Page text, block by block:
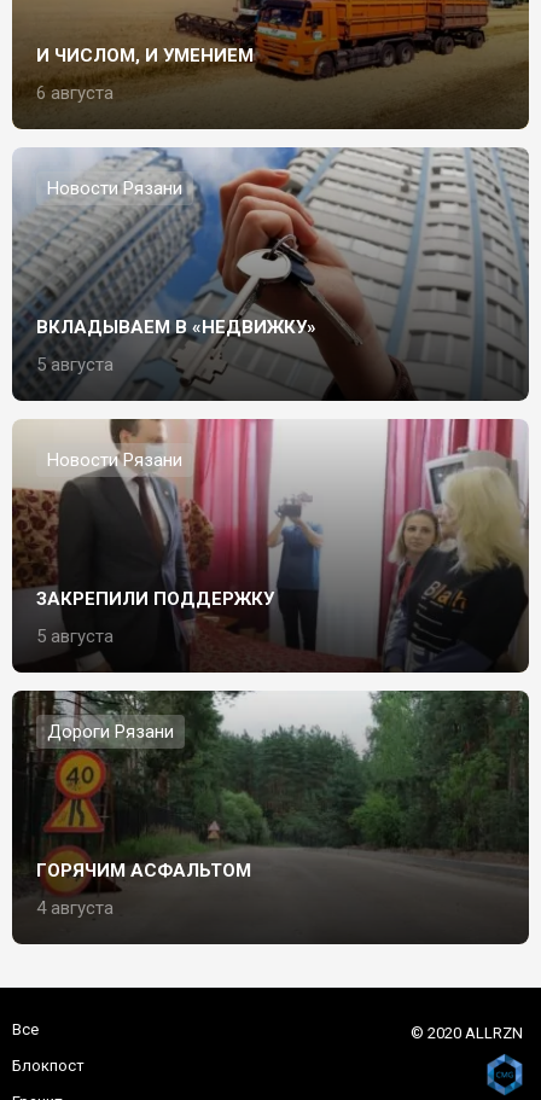
И ЧИСЛОМ, И УМЕНИЕМ
6 августа
Новости Рязани
ВКЛАДЫВАЕМ В «НЕДВИЖКУ»
5 августа
Новости Рязани
ЗАКРЕПИЛИ ПОДДЕРЖКУ
5 августа
Дороги Рязани
ГОРЯЧИМ АСФАЛЬТОМ
4 августа
Все
Блокпост
© 2020 ALLRZN